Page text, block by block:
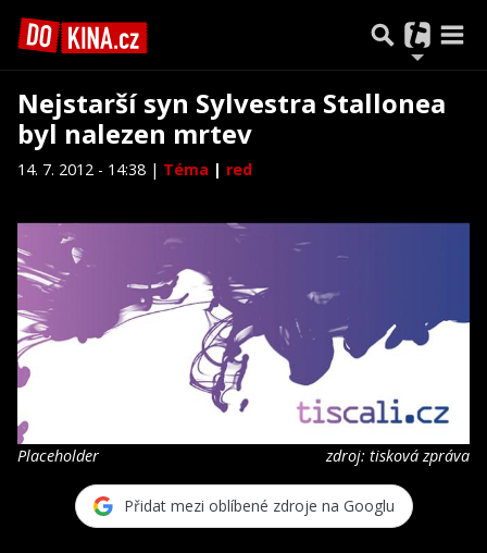
Nejstarší syn Sylvestra Stallonea
byl nalezen mrtev
14. 7. 2012 - 14:38 | Téma | red
Placeholder zdroj: tisková zpráva
Přidat mezi oblíbené zdroje na Googlu